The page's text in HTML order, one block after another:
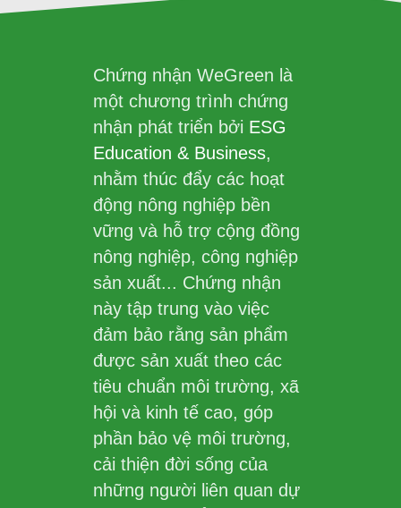
Chứng nhận WeGreen là
một chương trình chứng
nhận phát triển bởi ESG
Education & Business,
nhằm thúc đẩy các hoạt
động nông nghiệp bền
vững và hỗ trợ cộng đồng
nông nghiệp, công nghiệp
sản xuất... Chứng nhận
này tập trung vào việc
đảm bảo rằng sản phẩm
được sản xuất theo các
tiêu chuẩn môi trường, xã
hội và kinh tế cao, góp
phần bảo vệ môi trường,
cải thiện đời sống của
những người liên quan dự